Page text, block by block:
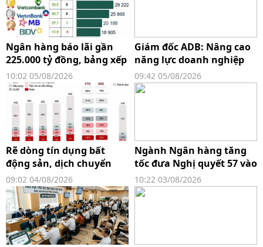
Ngân hàng báo lãi gần
225.000 tỷ đồng, bảng xếp
hạng lợi nhuận xuất hiện
màn "đổi ngôi" ngoạn
mục
10:02 05/08/2026
Giám đốc ADB: Nâng cao
năng lực doanh nghiệp
Việt không đồng nghĩa
với giảm vai trò FDI
09:42 05/08/2026
Rẽ dòng tín dụng bất
động sản, dịch chuyển
vốn khỏi phân khúc đầu
cơ
09:02 04/08/2026
Ngành Ngân hàng tăng
tốc đưa Nghị quyết 57 vào
cuộc sống
10:22 03/08/2026